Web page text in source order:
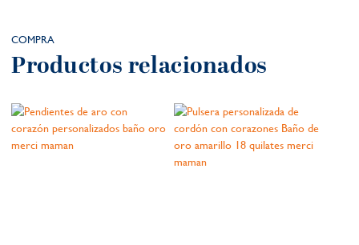
COMPRA
Productos relacionados